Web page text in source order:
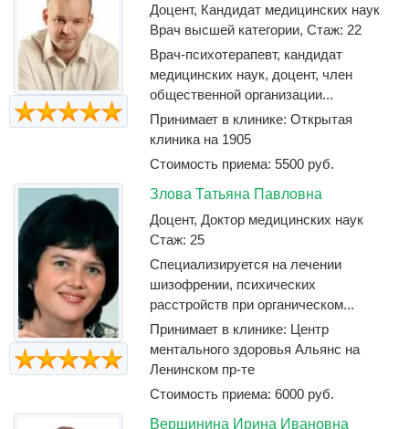
Доцент, Кандидат медицинских наук
Врач высшей категории, Стаж: 22
Врач-психотерапевт, кандидат
медицинских наук, доцент, член
общественной организации...
Принимает в клинике: Открытая
клиника на 1905
Стоимость приема: 5500 руб.
Злова Татьяна Павловна
Доцент, Доктор медицинских наук
Стаж: 25
Специализируется на лечении
шизофрении, психических
расстройств при органическом...
Принимает в клинике: Центр
ментального здоровья Альянс на
Ленинском пр-те
Стоимость приема: 6000 руб.
Вершинина Ирина Ивановна